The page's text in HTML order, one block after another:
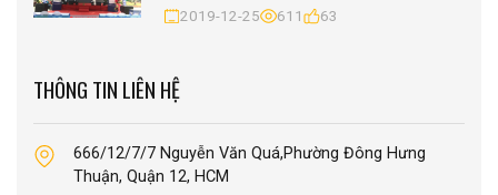
2019-12-25 611 63
THÔNG TIN LIÊN HỆ
666/12/7/7 Nguyễn Văn Quá,Phường Đông Hưng
Thuận, Quận 12, HCM